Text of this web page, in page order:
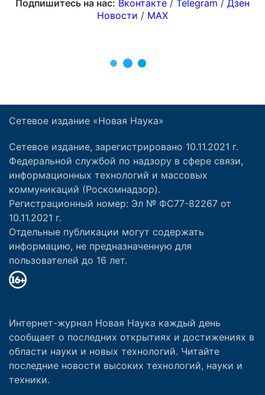
Сетевое издание «Новая Наука»
Сетевое издание, зарегистрировано 10.11.2021 г.
Федеральной службой по надзору в сфере связи,
информационных технологий и массовых
коммуникаций (Роскомнадзор).
Регистрационный номер: Эл № ФС77-82267 от
10.11.2021 г.
Отдельные публикации могут содержать
информацию, не предназначенную для
пользователей до 16 лет.
Интернет-журнал Новая Наука каждый день
сообщает о последних открытиях и достижениях в
области науки и новых технологий. Читайте
последние новости высоких технологий, науки и
техники.